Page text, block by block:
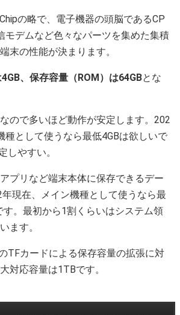
の略で、電子機器の頭脳であるCP
モデムなど色々なパーツを集めた集積
末の性能が決まります。
、保存容量（ROM）は64GBとな
ので多いほど動作が安定します。202
種として使うなら最低4GBは欲しいで
しやすい。
プリなど端末本体に保存できるデー
現在、メイン機種として使うなら最
す。最初から1割くらいはシステム領
ます。
TFカードによる保存容量の拡張に対
対応容量は1TBです。